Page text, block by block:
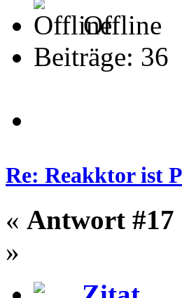
Offline
Beiträge: 36
Re: Reakktor ist
« Antwort #17
»